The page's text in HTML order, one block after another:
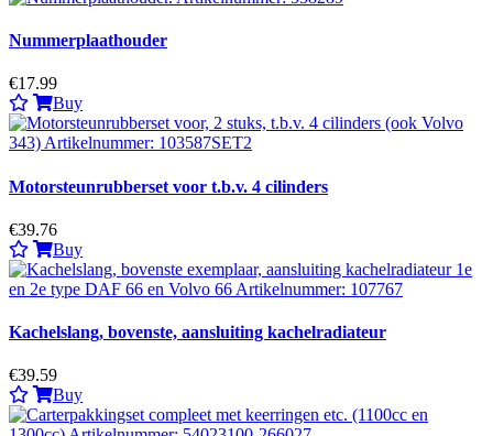
Nummerplaathouder
€17.99
Buy
Motorsteunrubberset voor t.b.v. 4 cilinders
€39.76
Buy
Kachelslang, bovenste, aansluiting kachelradiateur
€39.59
Buy